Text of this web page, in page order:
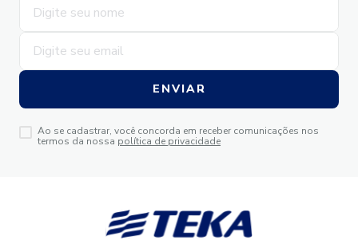
ENVIAR
Ao se cadastrar, você concorda em receber comunicações nos
termos da nossa política de privacidade